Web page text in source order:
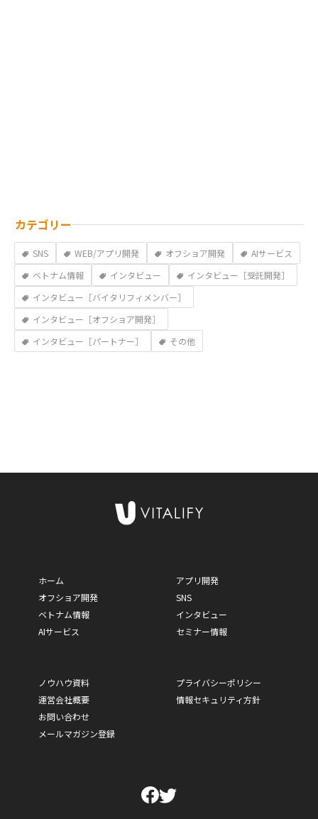
カテゴリー
SNS WEB/アプリ開発 オフショア開発
AIサービス
ベトナム情報
インタビュー
インタビュー［受託開発］
インタビュー［バイタリフィメンバー］
インタビュー［オフショア開発］
インタビュー［パートナー］
その他
ホーム
オフショア開発
ベトナム情報
AIサービス
アプリ開発
SNS
インタビュー
セミナー情報
ノウハウ資料
運営会社概要
お問い合わせ
メールマガジン登録
プライバシーポリシー
情報セキュリティ方針